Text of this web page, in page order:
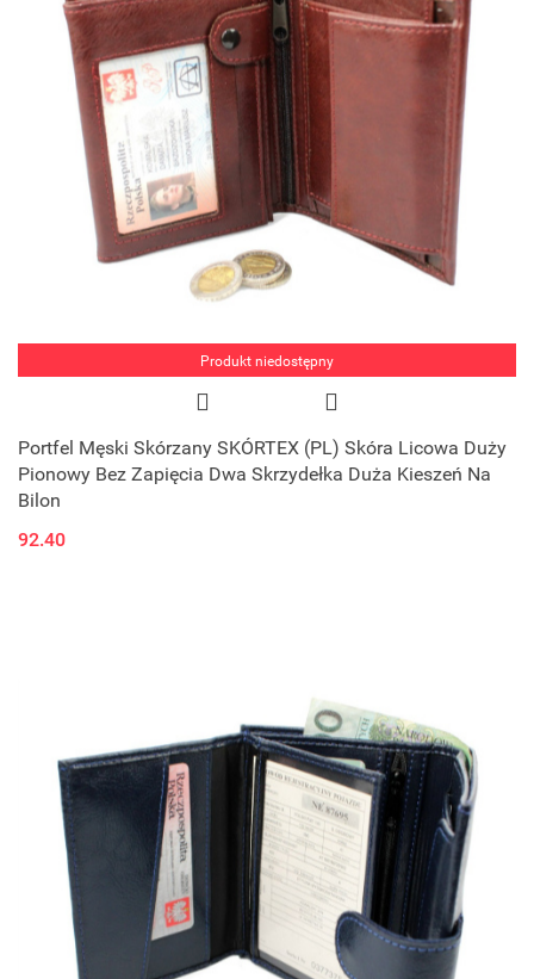
Produkt niedostępny
Portfel Męski Skórzany SKÓRTEX (PL) Skóra Licowa Duży
Pionowy Bez Zapięcia Dwa Skrzydełka Duża Kieszeń Na
Bilon
92.40